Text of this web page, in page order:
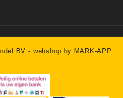
BV -webshop by MARK-APP